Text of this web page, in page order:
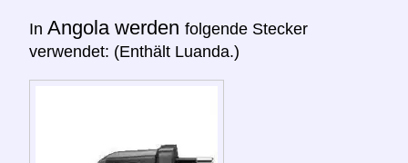
In Angola werden folgende Stecker
verwendet: (Enthält Luanda.)